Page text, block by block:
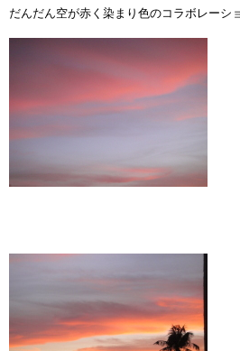
だんだん空が赤く染まり色のコラボレーシ